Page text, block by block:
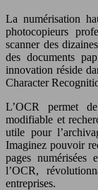
La numérisation
photocopieurs
scanner des
des documents
innovation réside
Character
L’OCR permet
modifiable et
utile pour
Imaginez pouvoir
pages numérisées
l’OCR,
entreprises.